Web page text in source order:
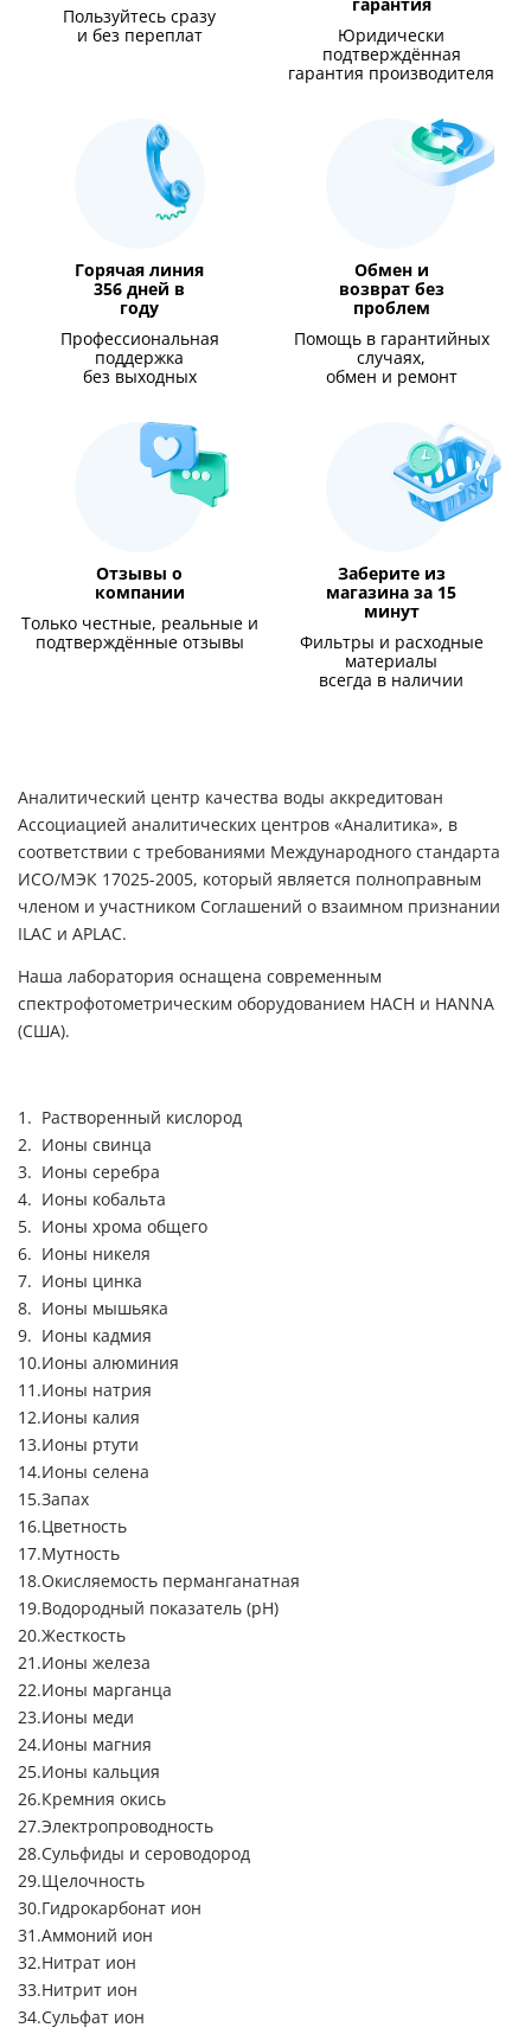
Пользуйтесь сразу
и без переплат
гарантия
Юридически
подтверждённая
гарантия производителя
Горячая линия
356 дней в
году
Профессиональная
поддержка
без выходных
Обмен и
возврат без
проблем
Помощь в гарантийных
случаях,
обмен и ремонт
Отзывы о
компании
Только честные, реальные и
подтверждённые отзывы
Заберите из
магазина за 15
минут
Фильтры и расходные
материалы
всегда в наличии
Аналитический центр качества воды аккредитован
Ассоциацией аналитических центров «Аналитика», в
соответствии с требованиями Международного стандарта
ИСО/МЭК 17025-2005, который является полноправным
членом и участником Соглашений о взаимном признании
ILAC и APLAC.
Наша лаборатория оснащена современным
спектрофотометрическим оборудованием HACH и HANNA
(США).
Растворенный кислород
Ионы свинца
Ионы серебра
Ионы кобальта
Ионы хрома общего
Ионы никеля
Ионы цинка
Ионы мышьяка
Ионы кадмия
Ионы алюминия
Ионы натрия
Ионы калия
Ионы ртути
Ионы селена
Запах
Цветность
Мутность
Окисляемость перманганатная
Водородный показатель (pH)
Жесткость
Ионы железа
Ионы марганца
Ионы меди
Ионы магния
Ионы кальция
Кремния окись
Электропроводность
Сульфиды и сероводород
Щелочность
Гидрокарбонат ион
Аммоний ион
Нитрат ион
Нитрит ион
Сульфат ион